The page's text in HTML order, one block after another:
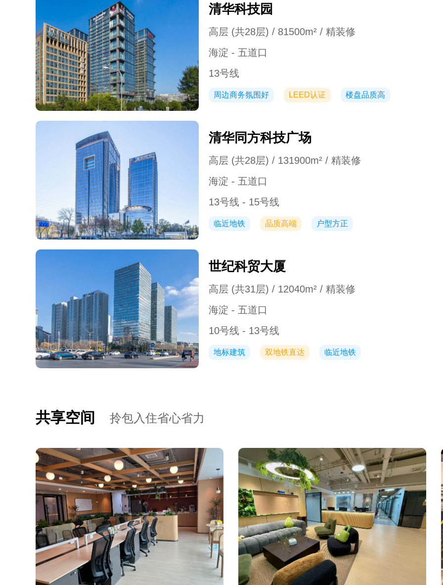
清华科技园
高层 (共28层) / 81500m² / 精装修
海淀 - 五道口
13号线
周边商务氛围好 LEED认证 楼盘品质高
清华同方科技广场
高层 (共28层) / 131900m² / 精装修
海淀 - 五道口
13号线 - 15号线
临近地铁 品质高端 户型方正
世纪科贸大厦
高层 (共31层) / 12040m² / 精装修
海淀 - 五道口
10号线 - 13号线
地标建筑 双地铁直达 临近地铁
共享空间 拎包入住省心省力